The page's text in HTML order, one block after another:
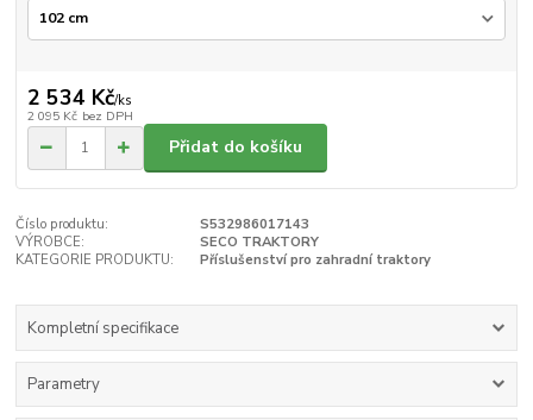
2 534 Kč/ks
2 095 Kč bez DPH
Přidat do košíku
Číslo produktu:
S532986017143
VÝROBCE:
SECO TRAKTORY
KATEGORIE PRODUKTU:
Příslušenství pro zahradní traktory
Kompletní specifikace
Parametry